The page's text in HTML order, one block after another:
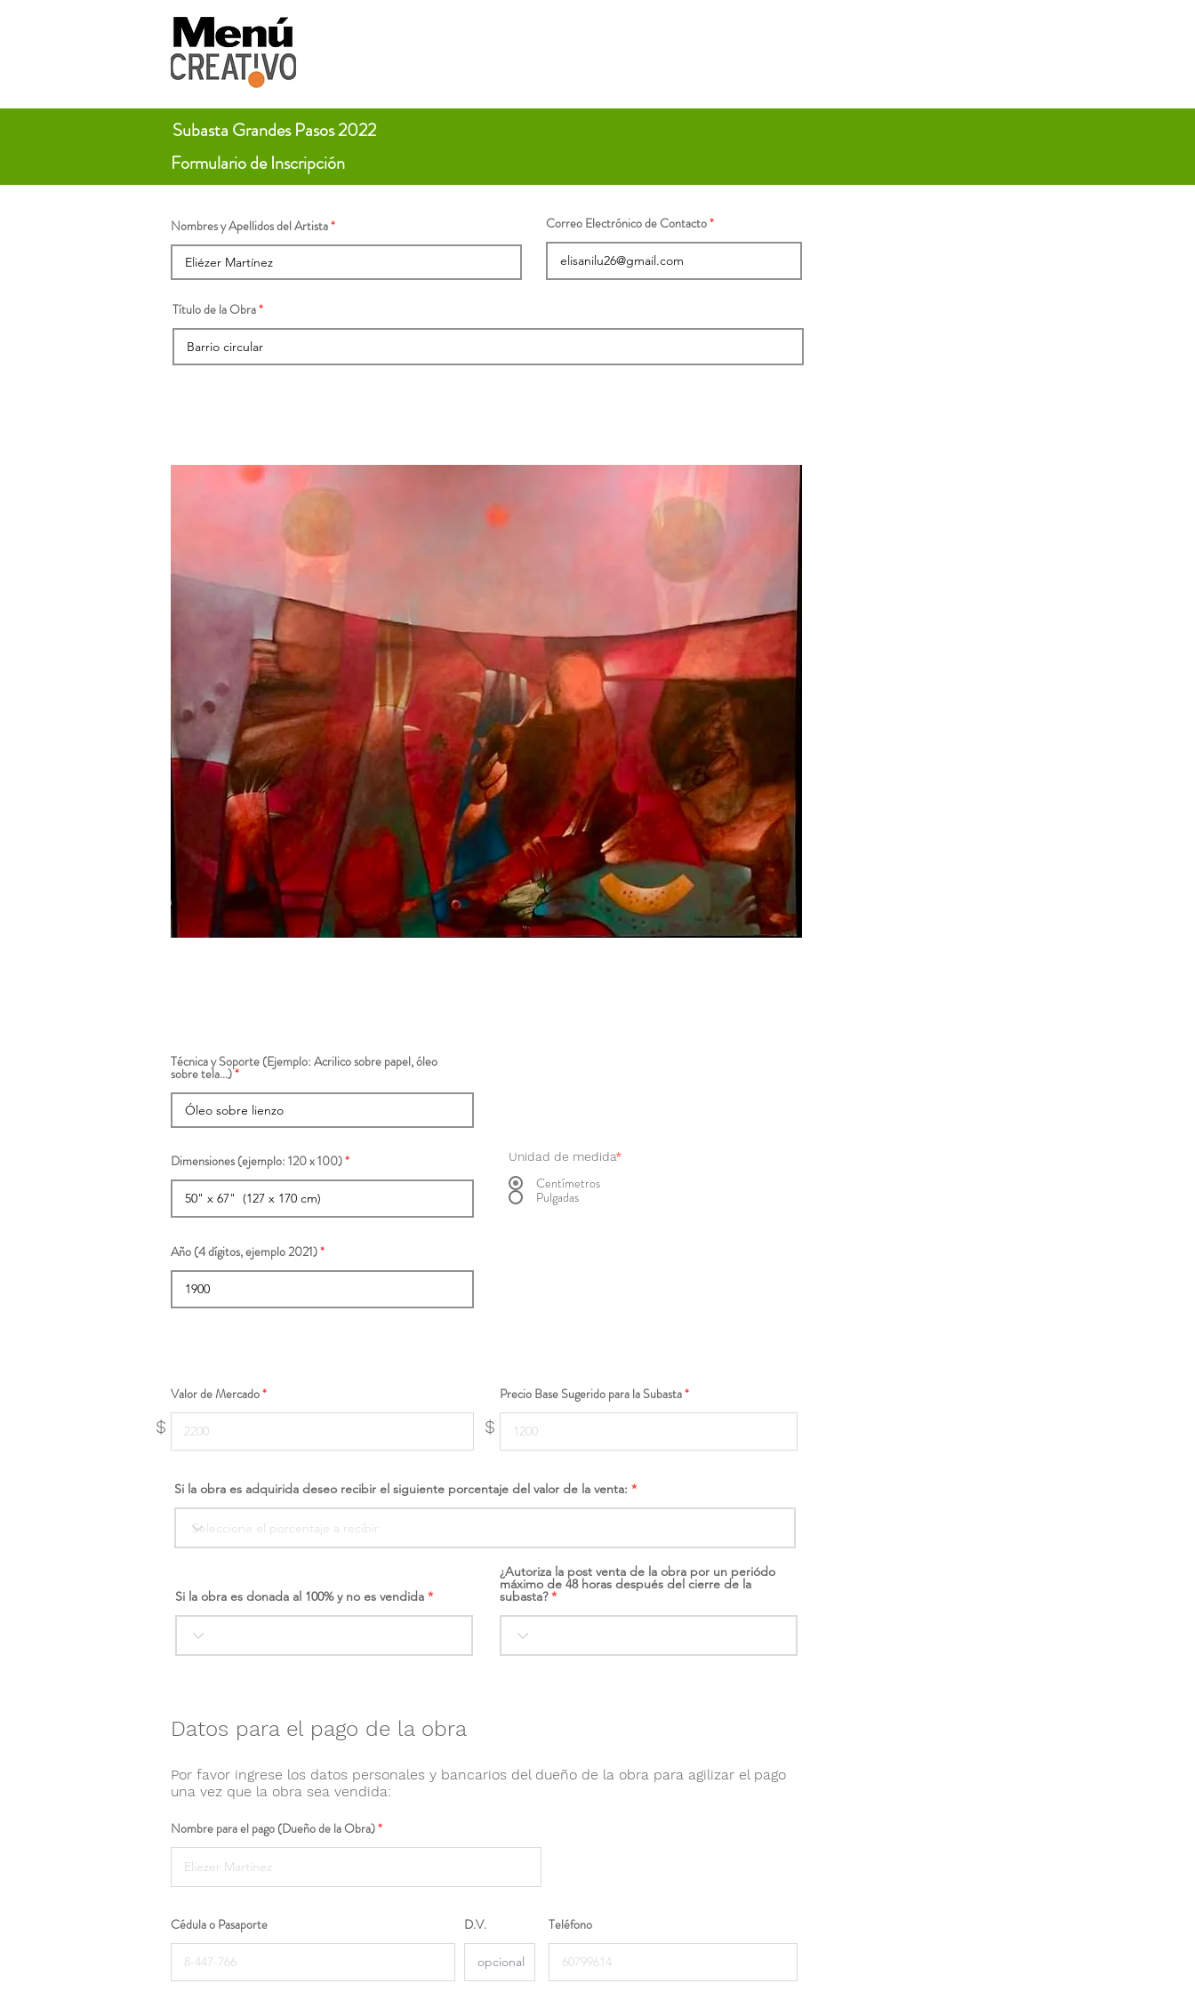
Subasta Grandes Pasos 2022
Formulario de Inscripción
Nombres y Apellidos del Artista Correo Electrónico de Contacto
Título de la Obra
Técnica y Soporte (Ejemplo: Acrilico sobre papel, óleo
sobre tela...)
Dimensiones (ejemplo: 120 x 100) Unidad de medida*
Centímetros
Pulgadas
Año (4 dígitos, ejemplo 2021)
$
Valor de Mercado
$
Precio Base Sugerido para la Subasta
Si la obra es adquirida deseo recibir el siguiente porcentaje del valor de la venta:
Si la obra es donada al 100% y no es vendida
¿Autoriza la post venta de la obra por un periódo
máximo de 48 horas después del cierre de la
subasta?
Datos para el pago de la obra
Por favor ingrese los datos personales y bancarios del dueño de la obra para agilizar el pago
una vez que la obra sea vendida:
Nombre para el pago (Dueño de la Obra)
Cédula o Pasaporte D.V. Teléfono